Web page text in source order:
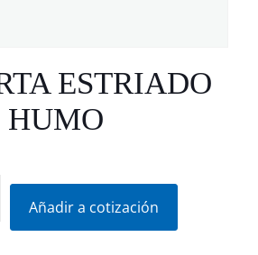
ESTRIADO
HUMO
Añadir a cotización